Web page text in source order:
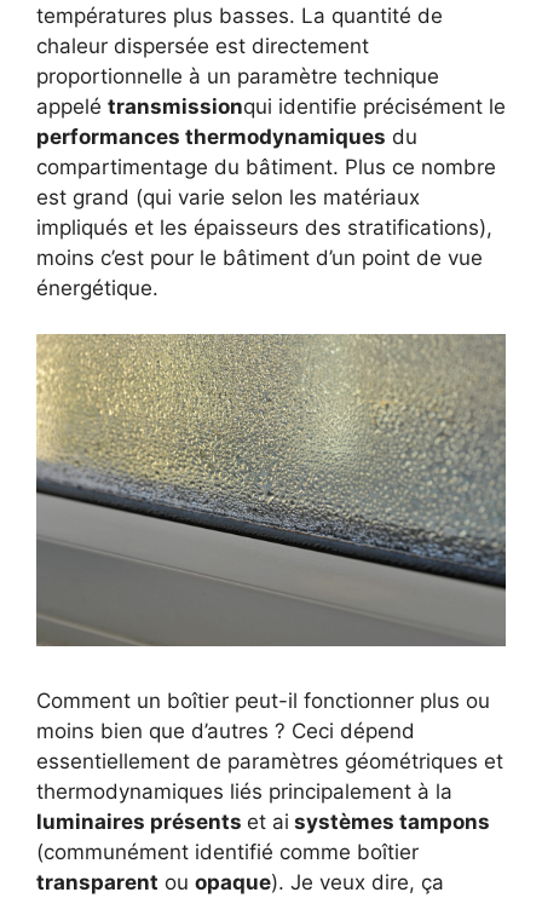
températures plus basses. La quantité de
chaleur dispersée est directement
proportionnelle à un paramètre technique
appelé transmissionqui identifie précisément le
performances thermodynamiques du
compartimentage du bâtiment. Plus ce nombre
est grand (qui varie selon les matériaux
impliqués et les épaisseurs des stratifications),
moins c’est pour le bâtiment d’un point de vue
énergétique.
Comment un boîtier peut-il fonctionner plus ou
moins bien que d’autres ? Ceci dépend
essentiellement de paramètres géométriques et
thermodynamiques liés principalement à la
luminaires présents et ai systèmes tampons
(communément identifié comme boîtier
transparent ou opaque). Je veux dire, ça